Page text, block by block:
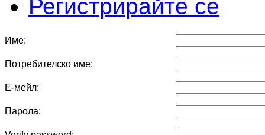
Регистрирайте се
Име:
Потребителско име:
Е-мейл:
Парола: